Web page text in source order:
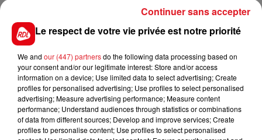
: Si elle répete sa valeur de mars à
Aout, elle serait l'une des favorites, mais reste
toutefois intermittente.
************
En direct des pistes :
Le respect de votre vie privée est notre priorité
We and our (447) partnersdo the following data processing based on
your consent and/or our legitimate interest: Store and/or access
information on a device; Use limited data to select advertising; Create
profiles for personalised advertising; Use profiles to select personalised
advertising; Measure advertising performance; Measure content
performance; Understand audiences through statistics or combinations
of data from different sources; Develop and improve services; Create
profiles to personalise content; Use profiles to select personalised
Continuer sans accepter